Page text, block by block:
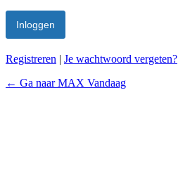
Registreren | Je wachtwoord vergeten?
← Ga naar MAX Vandaag